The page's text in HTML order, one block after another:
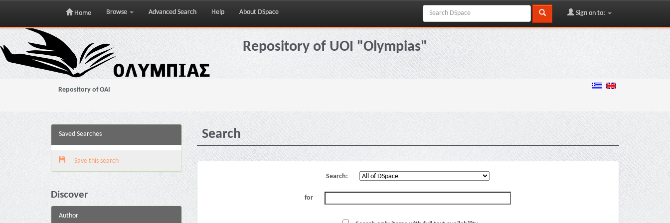
Skip
navigation
Home Browse Advanced Search Help About DSpace Sign on to:
Repository of UOI "Olympias"
Repository of OAI
Saved Searches
Save this search
Discover
Author
Search
Search:
for